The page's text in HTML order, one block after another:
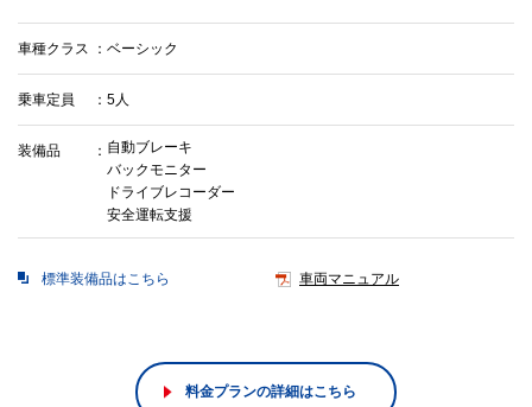
車種クラス ベーシック
乗車定員 5人
装備品
自動ブレーキ
バックモニター
ドライブレコーダー
安全運転支援
標準装備品はこちら 車両マニュアル
料金プランの詳細はこちら